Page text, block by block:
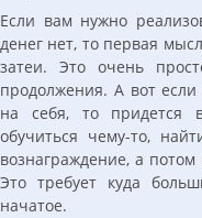
Если вам нужно
денег нет, то первая
затеи. Это очень
продолжения. А вот
на себя, то придется
обучиться чему-то,
вознаграждение, а
Это требует куда
начатое.